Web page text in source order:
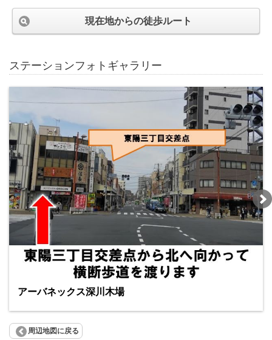
現在地からの徒歩ルート
ステーションフォトギャラリー
アーバネックス深川木場
周辺地図に戻る